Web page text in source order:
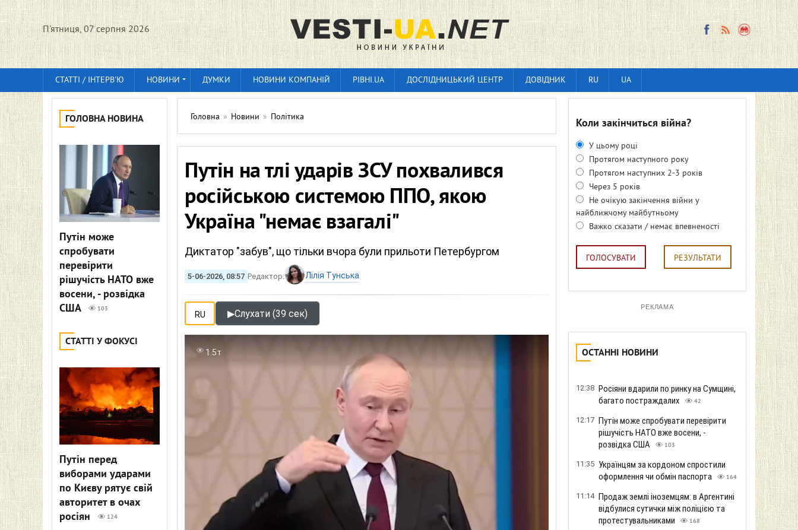
П'ятниця, 07 серпня 2026
СТАТТІ / ІНТЕРВ'Ю НОВИНИ ДУМКИ НОВИНИ КОМПАНІЙ РІВНІ.UA ДОСЛІДНИЦЬКИЙ ЦЕНТР ДОВІДНИК RU UA
ГОЛОВНА НОВИНА
Путін може
спробувати
перевірити
рішучість НАТО вже
восени, - розвідка
США
103
СТАТТІ У ФОКУСІ
Путін перед
виборами ударами
по Києву рятує свій
авторитет в очах
росіян
124
Головна » Новини » Політика
Путін на тлі ударів ЗСУ похвалився
російською системою ППО, якою
Україна "немає взагалі"
Диктатор "забув", що тільки вчора були прильоти Петербургом
5-06-2026, 08:57 Редактор: Лілія Тунська
RU ▶Слухати (39 сек)
1.5т
Коли закінчиться війна?
У цьому році
Протягом наступного року
Протягом наступних 2-3 років
Через 5 років
Не очікую закінчення війни у
найближчому майбутньому
Важко сказати / немає впевненості
ГОЛОСУВАТИ РЕЗУЛЬТАТИ
РЕКЛАМА
ОСТАННІ НОВИНИ
12:38 Росіяни вдарили по ринку на Сумщині,
багато постраждалих
42
12:17 Путін може спробувати перевірити
рішучість НАТО вже восени, -
розвідка США
103
11:35 Українцям за кордоном спростили
оформлення чи обмін паспорта
164
11:14 Продаж землі іноземцям: в Аргентині
відбулися сутички між поліцією та
протестувальниками
168